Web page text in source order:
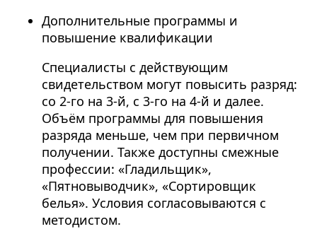
Дополнительные программы и
повышение квалификации
Специалисты с действующим
свидетельством могут повысить разряд:
со 2-го на 3-й, с 3-го на 4-й и далее.
Объём программы для повышения
разряда меньше, чем при первичном
получении. Также доступны смежные
профессии: «Гладильщик»,
«Пятновыводчик», «Сортировщик
белья». Условия согласовываются с
методистом.